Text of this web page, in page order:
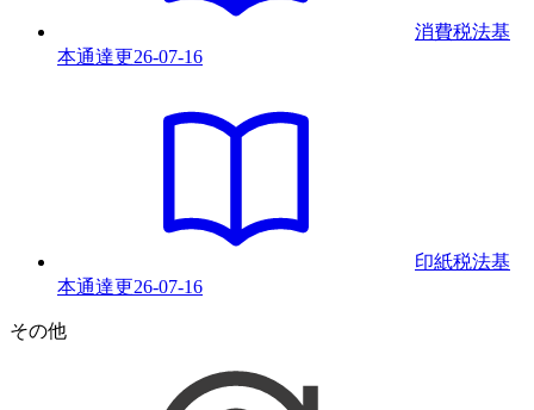
消費税法基
本通達更26-07-16
印紙税法基
本通達更26-07-16
その他